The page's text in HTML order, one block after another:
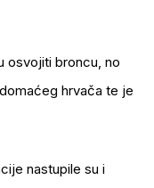
osvojiti broncu, no
hrvača te je
nastupile su i